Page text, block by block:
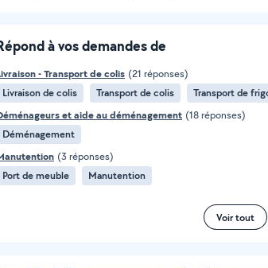
à vos demandes de
- Transport de colis (21 réponses)
Livraison de colis
Transport de colis
Transport de
et aide au déménagement (18 réponses)
Déménagement
(3 réponses)
Port de meuble
Manutention
Voir tout